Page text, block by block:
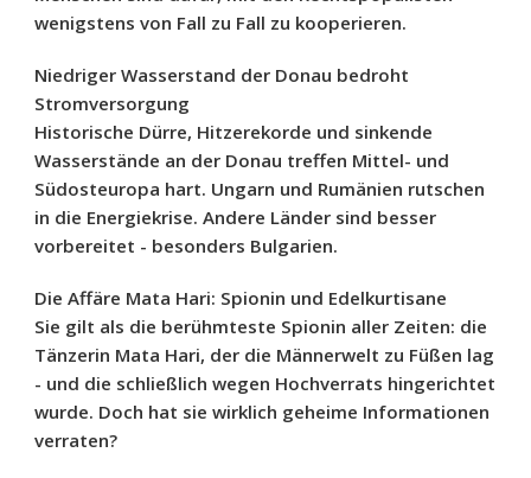
wenigstens von Fall zu Fall zu kooperieren.
Niedriger Wasserstand der Donau bedroht
Stromversorgung
Historische Dürre, Hitzerekorde und sinkende
Wasserstände an der Donau treffen Mittel- und
Südosteuropa hart. Ungarn und Rumänien rutschen
in die Energiekrise. Andere Länder sind besser
vorbereitet - besonders Bulgarien.
Die Affäre Mata Hari: Spionin und Edelkurtisane
Sie gilt als die berühmteste Spionin aller Zeiten: die
Tänzerin Mata Hari, der die Männerwelt zu Füßen lag
- und die schließlich wegen Hochverrats hingerichtet
wurde. Doch hat sie wirklich geheime Informationen
verraten?